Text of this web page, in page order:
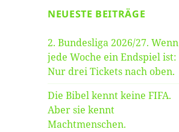
NEUESTE BEITRÄGE
2. Bundesliga 2026/27. Wenn
jede Woche ein Endspiel ist:
Nur drei Tickets nach oben.
Die Bibel kennt keine FIFA.
Aber sie kennt
Machtmenschen.